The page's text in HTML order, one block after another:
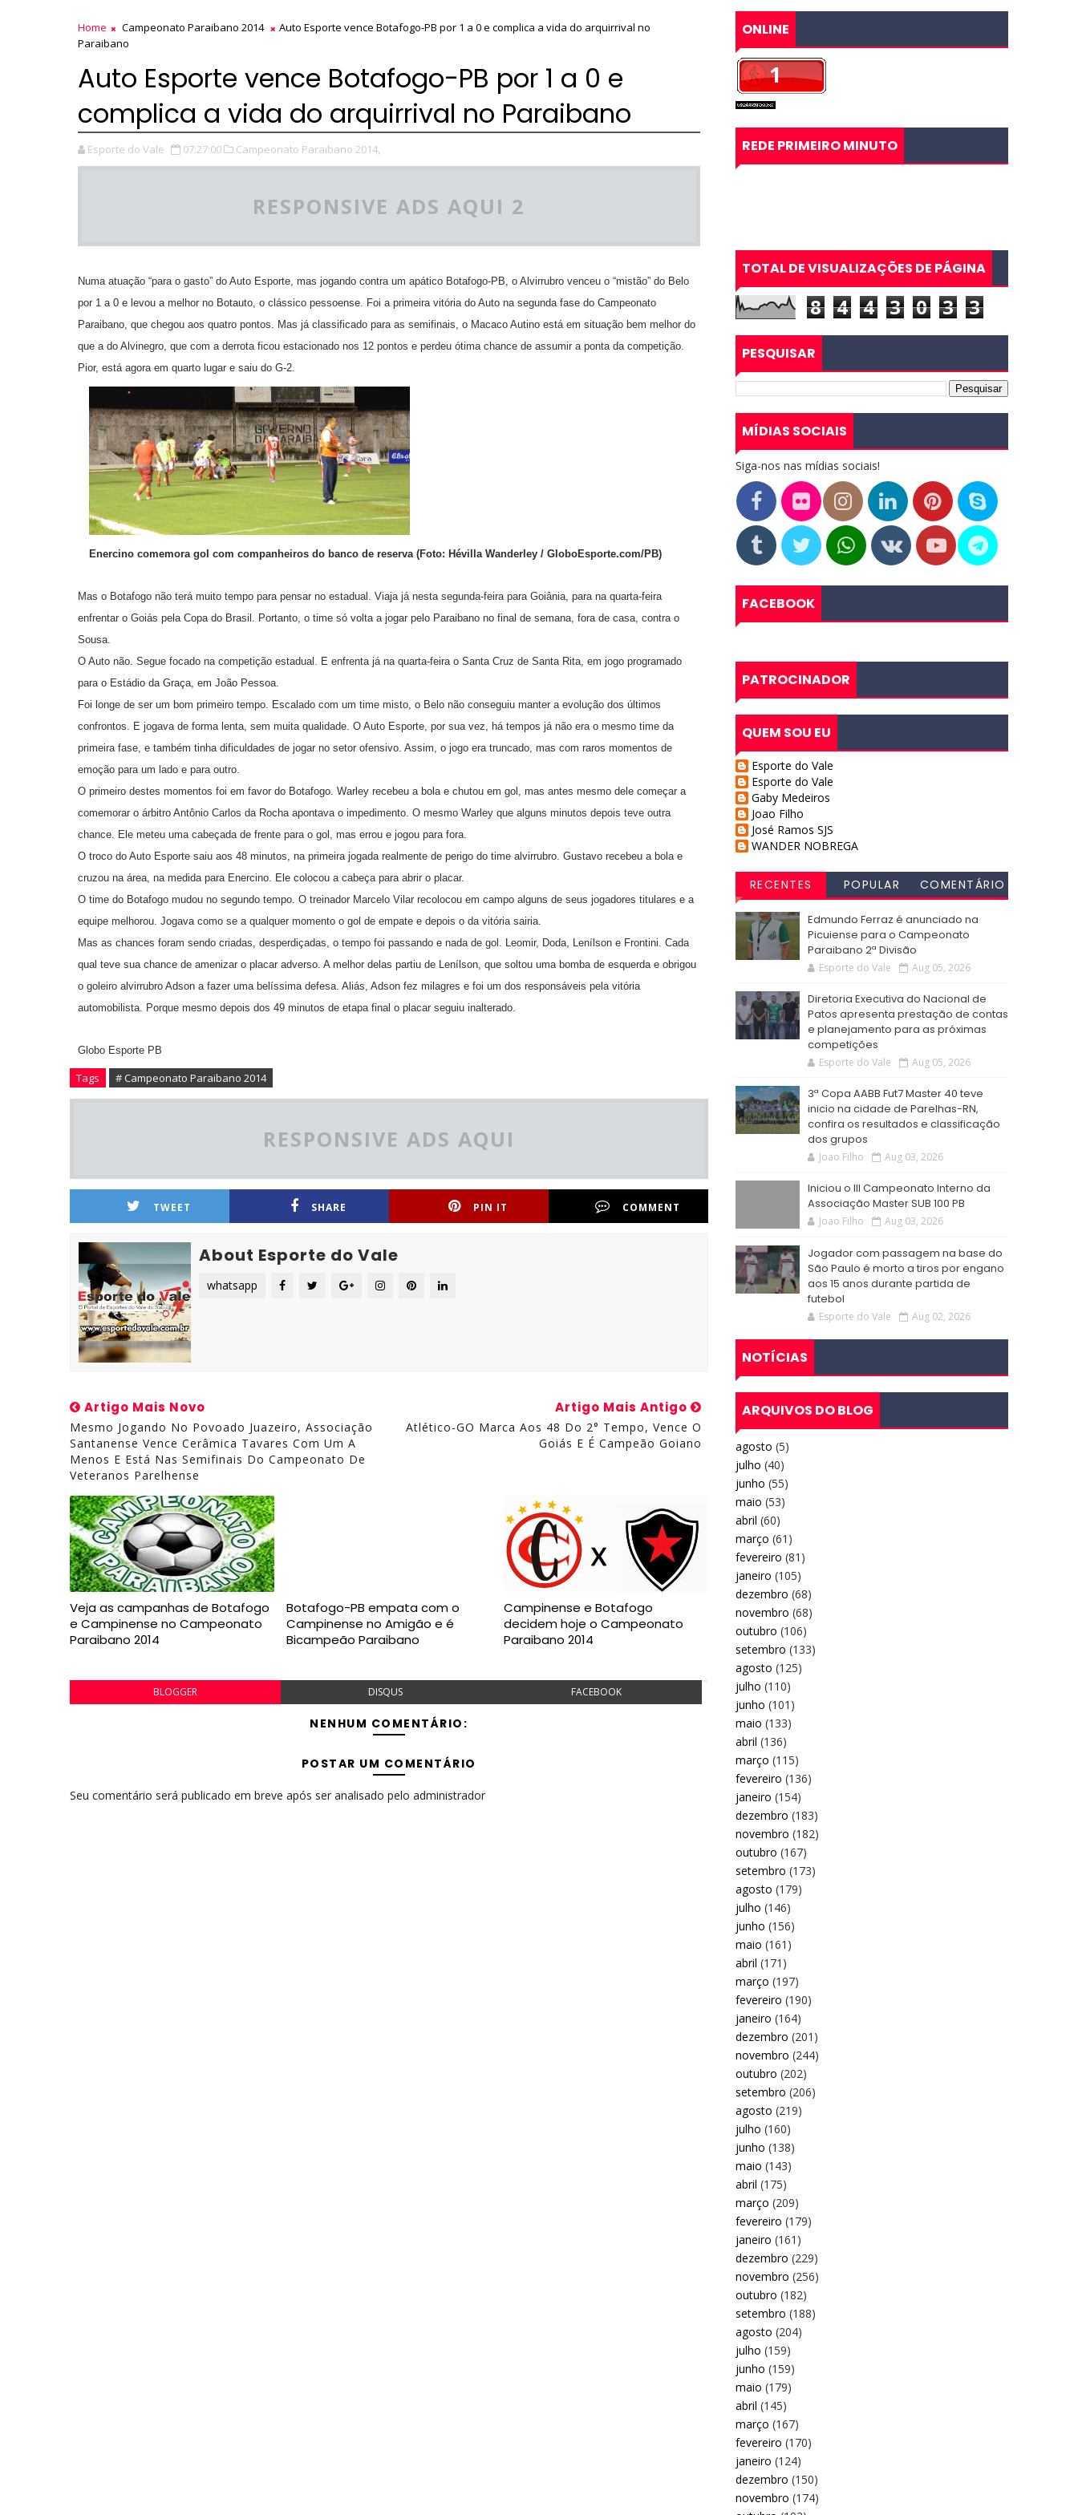
Home Campeonato Paraibano 2014
Auto Esporte vence Botafogo-PB por 1 a 0 e complica a vida do arquirrival no
Paraibano
Auto Esporte vence Botafogo-PB por 1 a 0 e
complica a vida do arquirrival no Paraibano
Esporte do Vale 07:27:00 Campeonato Paraibano 2014,
RESPONSIVE ADS AQUI 2
Numa atuação “para o gasto” do Auto Esporte, mas jogando contra um apático Botafogo-PB, o Alvirrubro venceu o “mistão” do Belo
por 1 a 0 e levou a melhor no Botauto, o clássico pessoense. Foi a primeira vitória do Auto na segunda fase do Campeonato
Paraibano, que chegou aos quatro pontos. Mas já classificado para as semifinais, o Macaco Autino está em situação bem melhor do
que a do Alvinegro, que com a derrota ficou estacionado nos 12 pontos e perdeu ótima chance de assumir a ponta da competição.
Pior, está agora em quarto lugar e saiu do G-2.
Enercino comemora gol com companheiros do banco de reserva (Foto: Hévilla Wanderley / GloboEsporte.com/PB)
Mas o Botafogo não terá muito tempo para pensar no estadual. Viaja já nesta segunda-feira para Goiânia, para na quarta-feira
enfrentar o Goiás pela Copa do Brasil. Portanto, o time só volta a jogar pelo Paraibano no final de semana, fora de casa, contra o
Sousa.
O Auto não. Segue focado na competição estadual. E enfrenta já na quarta-feira o Santa Cruz de Santa Rita, em jogo programado
para o Estádio da Graça, em João Pessoa.
Foi longe de ser um bom primeiro tempo. Escalado com um time misto, o Belo não conseguiu manter a evolução dos últimos
confrontos. E jogava de forma lenta, sem muita qualidade. O Auto Esporte, por sua vez, há tempos já não era o mesmo time da
primeira fase, e também tinha dificuldades de jogar no setor ofensivo. Assim, o jogo era truncado, mas com raros momentos de
emoção para um lado e para outro.
O primeiro destes momentos foi em favor do Botafogo. Warley recebeu a bola e chutou em gol, mas antes mesmo dele começar a
comemorar o árbitro Antônio Carlos da Rocha apontava o impedimento. O mesmo Warley que alguns minutos depois teve outra
chance. Ele meteu uma cabeçada de frente para o gol, mas errou e jogou para fora.
O troco do Auto Esporte saiu aos 48 minutos, na primeira jogada realmente de perigo do time alvirrubro. Gustavo recebeu a bola e
cruzou na área, na medida para Enercino. Ele colocou a cabeça para abrir o placar.
O time do Botafogo mudou no segundo tempo. O treinador Marcelo Vilar recolocou em campo alguns de seus jogadores titulares e a
equipe melhorou. Jogava como se a qualquer momento o gol de empate e depois o da vitória sairia.
Mas as chances foram sendo criadas, desperdiçadas, o tempo foi passando e nada de gol. Leomir, Doda, Lenílson e Frontini. Cada
qual teve sua chance de amenizar o placar adverso. A melhor delas partiu de Lenílson, que soltou uma bomba de esquerda e obrigou
o goleiro alvirrubro Adson a fazer uma belíssima defesa. Aliás, Adson fez milagres e foi um dos responsáveis pela vitória
automobilista. Porque mesmo depois dos 49 minutos de etapa final o placar seguiu inalterado.
Globo Esporte PB
Tags # Campeonato Paraibano 2014
RESPONSIVE ADS AQUI
TWEET SHARE PIN IT COMMENT
About Esporte do Vale
whatsapp
Artigo Mais Novo
Mesmo Jogando No Povoado Juazeiro, Associação
Santanense Vence Cerâmica Tavares Com Um A
Menos E Está Nas Semifinais Do Campeonato De
Veteranos Parelhense
Artigo Mais Antigo
Atlético-GO Marca Aos 48 Do 2° Tempo, Vence O
Goiás E É Campeão Goiano
Veja as campanhas de Botafogo
e Campinense no Campeonato
Paraibano 2014
Botafogo-PB empata com o
Campinense no Amigão e é
Bicampeão Paraibano
Campinense e Botafogo
decidem hoje o Campeonato
Paraibano 2014
BLOGGER DISQUS FACEBOOK
NENHUM COMENTÁRIO:
POSTAR UM COMENTÁRIO
Seu comentário será publicado em breve após ser analisado pelo administrador
ONLINE
REDE PRIMEIRO MINUTO
TOTAL DE VISUALIZAÇÕES DE PÁGINA
8 4 4 3 0 3 3
PESQUISAR
MÍDIAS SOCIAIS
Siga-nos nas mídias sociais!
FACEBOOK
PATROCINADOR
QUEM SOU EU
Esporte do Vale
Esporte do Vale
Gaby Medeiros
Joao Filho
José Ramos SJS
WANDER NOBREGA
RECENTES POPULAR
COMENTÁRIO
Edmundo Ferraz é anunciado na
Picuiense para o Campeonato
Paraibano 2ª Divisão
Esporte do Vale Aug 05, 2026
Diretoria Executiva do Nacional de
Patos apresenta prestação de contas
e planejamento para as próximas
competições
Esporte do Vale Aug 05, 2026
3ª Copa AABB Fut7 Master 40 teve
inicio na cidade de Parelhas-RN,
confira os resultados e classificação
dos grupos
Joao Filho Aug 03, 2026
Iniciou o III Campeonato Interno da
Associação Master SUB 100 PB
Joao Filho Aug 03, 2026
Jogador com passagem na base do
São Paulo é morto a tiros por engano
aos 15 anos durante partida de
futebol
Esporte do Vale Aug 02, 2026
NOTÍCIAS
ARQUIVOS DO BLOG
agosto (5)
julho (40)
junho (55)
maio (53)
abril (60)
março (61)
fevereiro (81)
janeiro (105)
dezembro (68)
novembro (68)
outubro (106)
setembro (133)
agosto (125)
julho (110)
junho (101)
maio (133)
abril (136)
março (115)
fevereiro (136)
janeiro (154)
dezembro (183)
novembro (182)
outubro (167)
setembro (173)
agosto (179)
julho (146)
junho (156)
maio (161)
abril (171)
março (197)
fevereiro (190)
janeiro (164)
dezembro (201)
novembro (244)
outubro (202)
setembro (206)
agosto (219)
julho (160)
junho (138)
maio (143)
abril (175)
março (209)
fevereiro (179)
janeiro (161)
dezembro (229)
novembro (256)
outubro (182)
setembro (188)
agosto (204)
julho (159)
junho (159)
maio (179)
abril (145)
março (167)
fevereiro (170)
janeiro (124)
dezembro (150)
novembro (174)